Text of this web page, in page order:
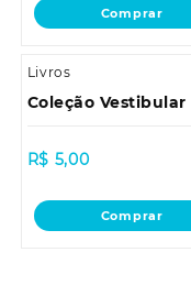
Comprar
Livros
Coleção Vestibular
R$ 5,00
Comprar